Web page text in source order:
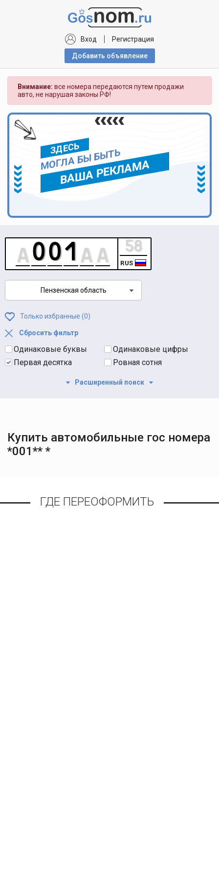
Вход Регистрация
Добавить объявлениe
Внимание: все номера передаются путем продажи
авто, не нарушая законы РФ!
ЗДЕСЬ
МОГЛА БЫ БЫТЬ
ВАША РЕКЛАМА
RUS
Пензенская область
Только избранные (0)
Сбросить фильтр
Одинаковые буквы
Одинаковые цифры
Первая десятка
Ровная сотня
Расширенный поиск
Купить автомобильные гос номера
*001** *
ГДЕ ПЕРЕОФОРМИТЬ